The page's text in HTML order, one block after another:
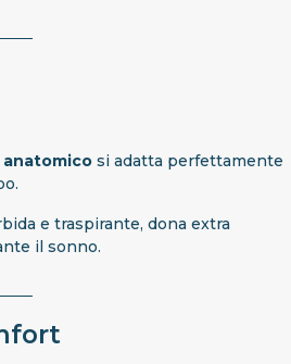
anatomico si adatta perfettamente
e traspirante, dona extra
il sonno.